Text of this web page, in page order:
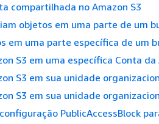
compartilhada no Amazon S3
objetos em uma parte de um
em uma parte específica de um
S3 em uma específica Conta da
S3 em sua unidade
S3 em sua unidade
PublicAccessBlock